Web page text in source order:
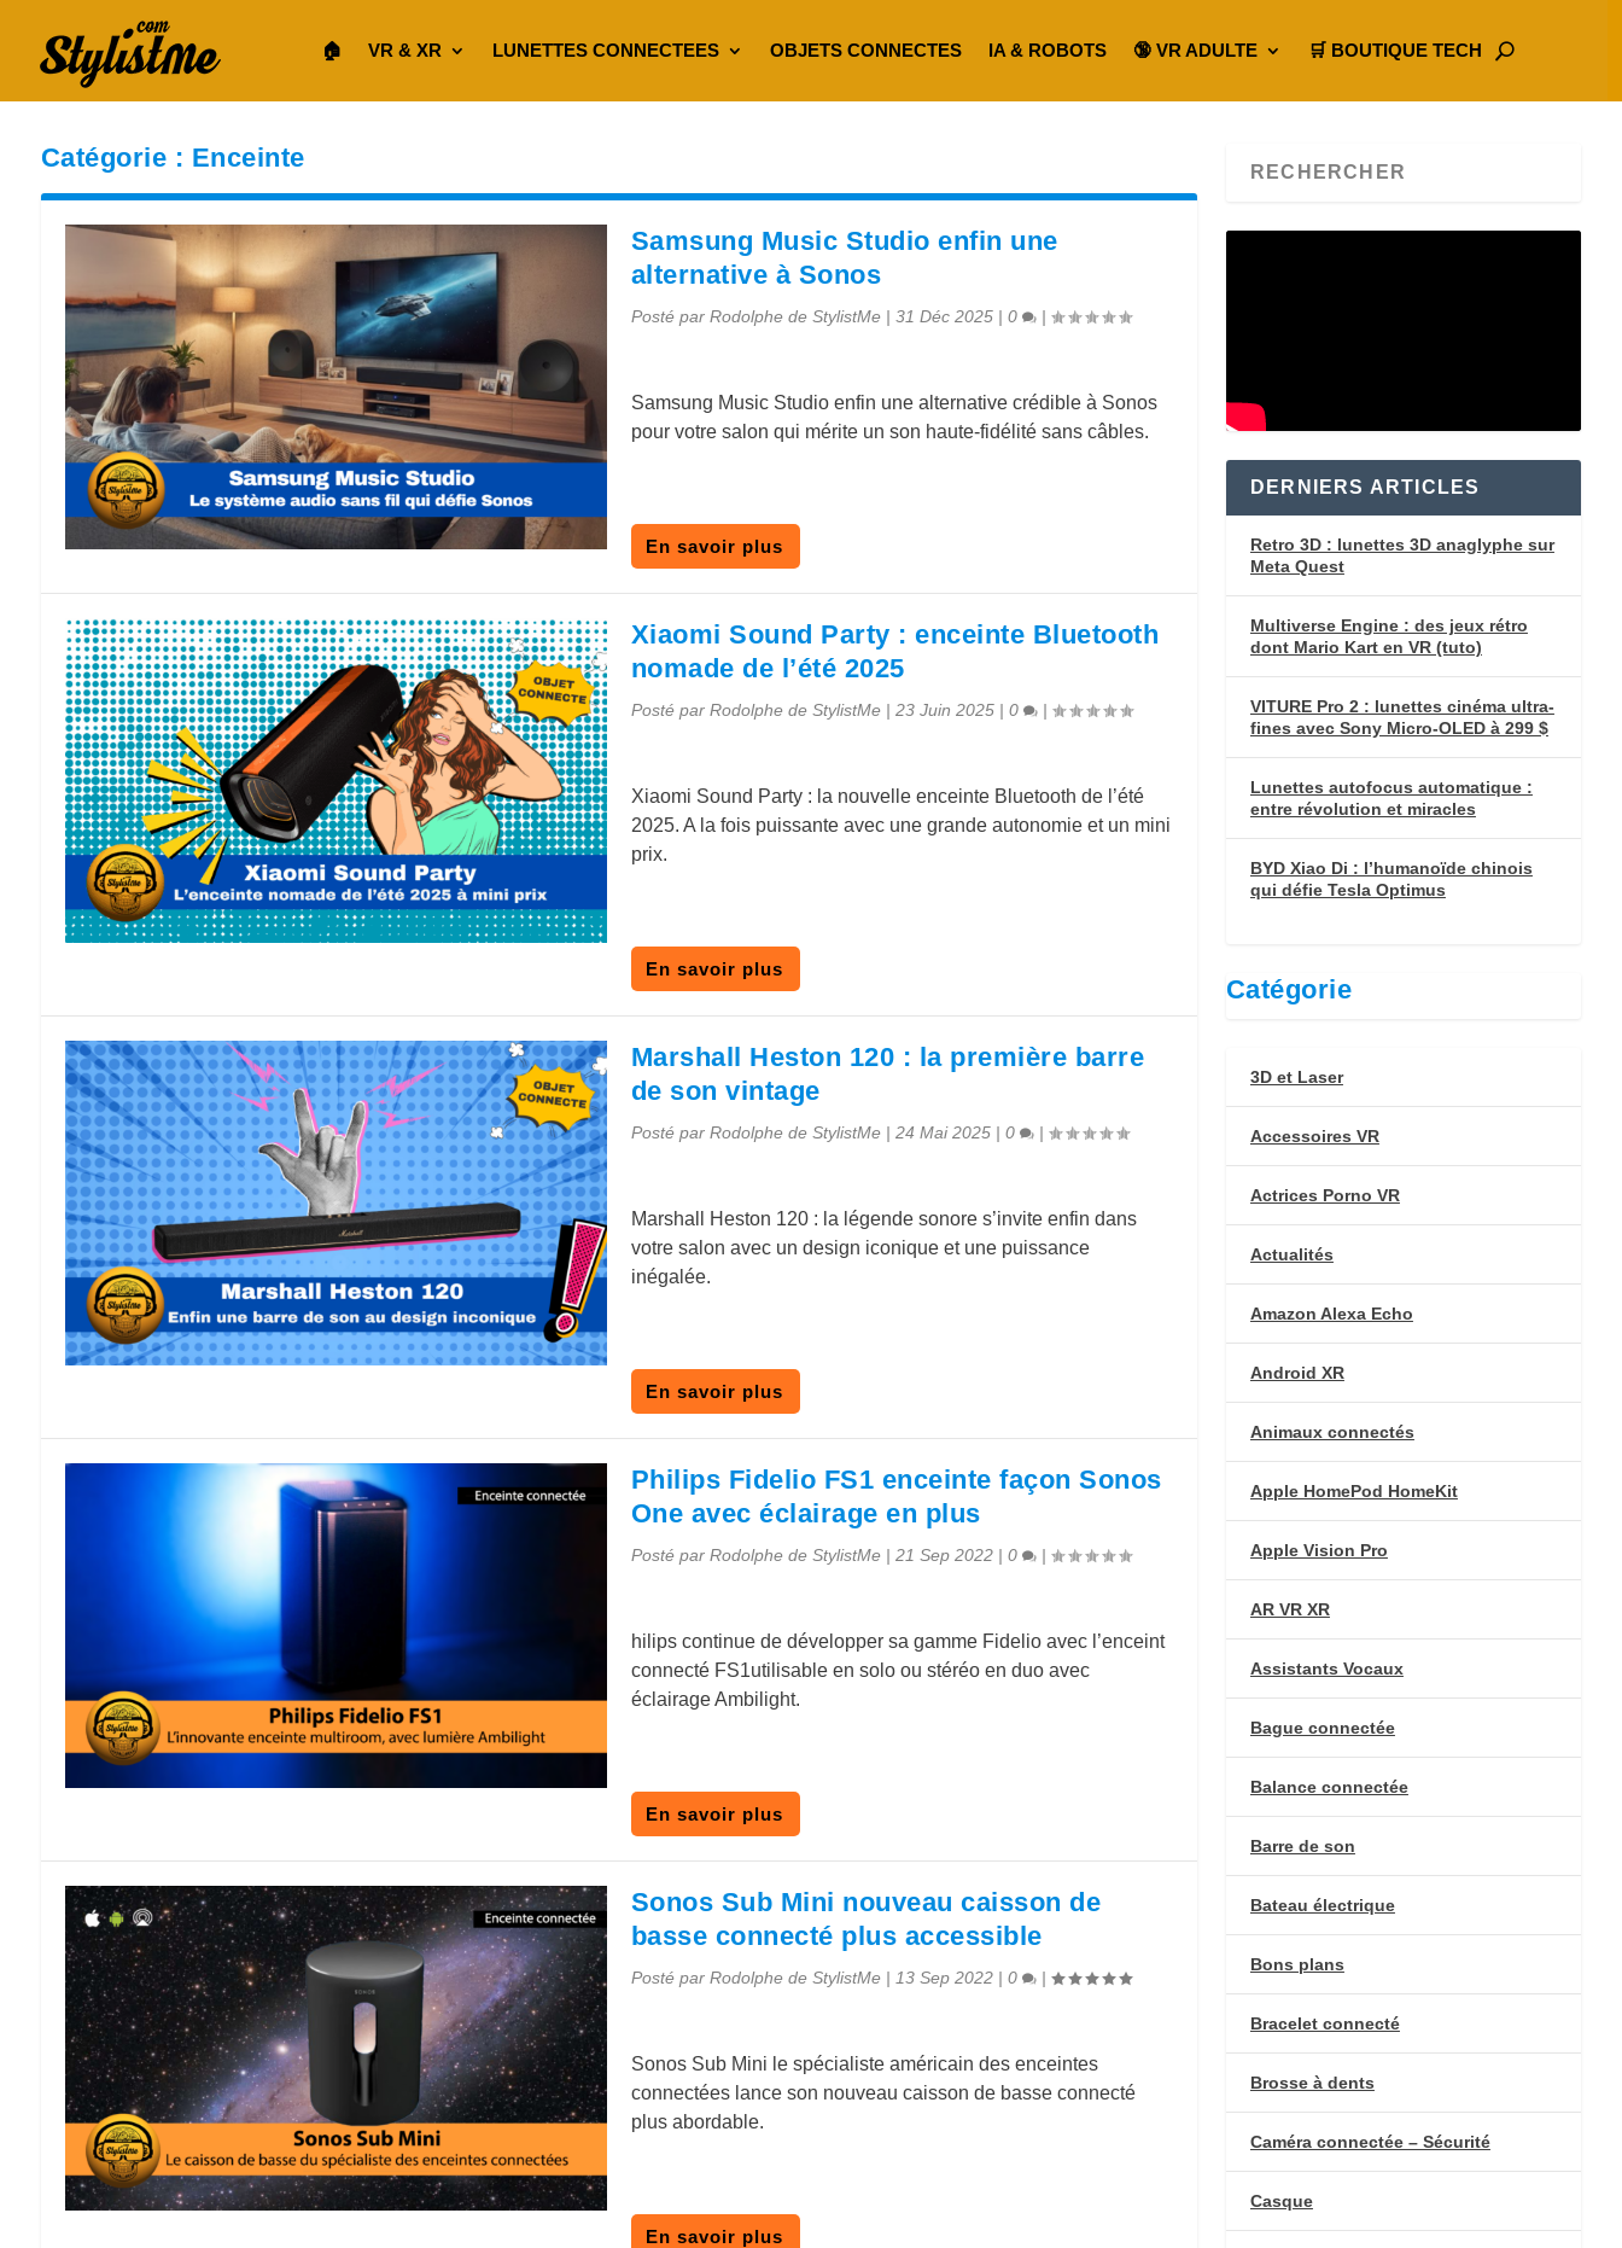
🏠︎ VR & XR LUNETTES CONNECTEES OBJETS CONNECTES IA & ROBOTS 🔞 VR ADULTE 🛒 BOUTIQUE TECH
Catégorie : Enceinte
Samsung Music Studio enfin une
alternative à Sonos
Posté par Rodolphe de StylistMe| 31 Déc 2025| 0 |
Samsung Music Studio enfin une alternative crédible à Sonos
pour votre salon qui mérite un son haute-fidélité sans câbles.
En savoir plus
Xiaomi Sound Party : enceinte Bluetooth
nomade de l’été 2025
Posté par Rodolphe de StylistMe| 23 Juin 2025| 0 |
Xiaomi Sound Party : la nouvelle enceinte Bluetooth de l’été
2025. A la fois puissante avec une grande autonomie et un mini
prix.
En savoir plus
Marshall Heston 120 : la première barre
de son vintage
Posté par Rodolphe de StylistMe| 24 Mai 2025| 0 |
Marshall Heston 120 : la légende sonore s’invite enfin dans
votre salon avec un design iconique et une puissance
inégalée.
En savoir plus
Philips Fidelio FS1 enceinte façon Sonos
One avec éclairage en plus
Posté par Rodolphe de StylistMe| 21 Sep 2022| 0 |
hilips continue de développer sa gamme Fidelio avec l’enceint
connecté FS1utilisable en solo ou stéréo en duo avec
éclairage Ambilight.
En savoir plus
Sonos Sub Mini nouveau caisson de
basse connecté plus accessible
Posté par Rodolphe de StylistMe| 13 Sep 2022| 0 |
Sonos Sub Mini le spécialiste américain des enceintes
connectées lance son nouveau caisson de basse connecté
plus abordable.
En savoir plus
DERNIERS ARTICLES
Retro 3D : lunettes 3D anaglyphe sur
Meta Quest
Multiverse Engine : des jeux rétro
dont Mario Kart en VR (tuto)
VITURE Pro 2 : lunettes cinéma ultra-
fines avec Sony Micro-OLED à 299 $
Lunettes autofocus automatique :
entre révolution et miracles
BYD Xiao Di : l’humanoïde chinois
qui défie Tesla Optimus
Catégorie
3D et Laser
Accessoires VR
Actrices Porno VR
Actualités
Amazon Alexa Echo
Android XR
Animaux connectés
Apple HomePod HomeKit
Apple Vision Pro
AR VR XR
Assistants Vocaux
Bague connectée
Balance connectée
Barre de son
Bateau électrique
Bons plans
Bracelet connecté
Brosse à dents
Caméra connectée – Sécurité
Casque